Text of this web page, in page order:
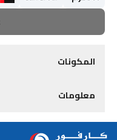
المكونات
معلومات